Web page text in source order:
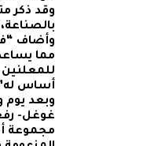
وقد ذكر
وأضاف
مما
للمعلنين
أساس
وبعد
مجموعة